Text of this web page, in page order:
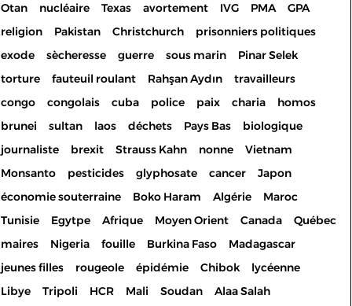
Otan
nucléaire Texas avortement IVG PMA
GPA
religion
Pakistan Christchurch
prisonniers politiques
exode
sècheresse guerre sous marin
Pinar Selek
torture
fauteuil roulant Rahşan Aydın
travailleurs
congo
congolais cuba police paix charia
homos
brunei
sultan laos déchets Pays Bas
biologique
journaliste
brexit Strauss Kahn nonne
Vietnam
Monsanto
pesticides glyphosate cancer
Japon
économie souterraine
Boko Haram Algérie
Maroc
Tunisie
Egytpe Afrique Moyen Orient Canada
Québec
maires
Nigeria fouille Burkina Faso
Madagascar
jeunes filles
rougeole épidémie Chibok
lycéenne
Libye
Tripoli HCR Mali Soudan
Alaa Salah